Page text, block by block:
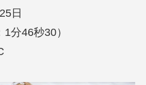
日
1分46秒30）